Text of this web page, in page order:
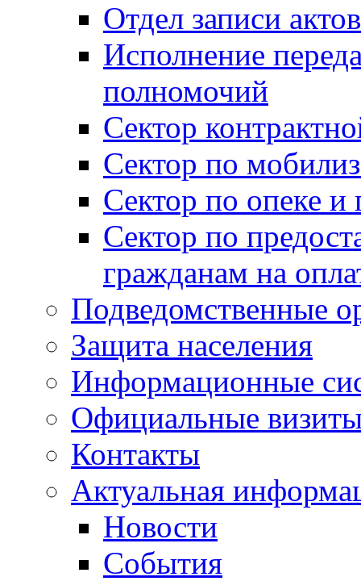
Отдел записи
Исполнение
полномочий
Сектор
Сектор по
Сектор по опеке и
Сектор по
гражданам на
Подведомственные
Защита населения
Информационные
Официальные
Контакты
Актуальная
Новости
События